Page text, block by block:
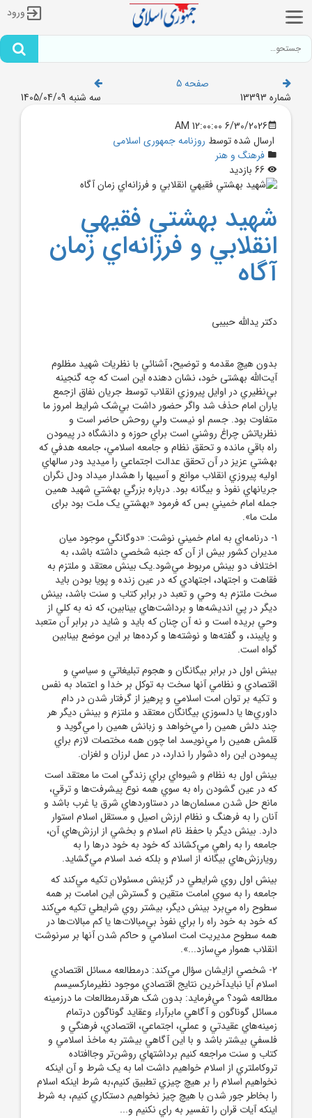
ورود
صفحه 5
شماره 13393
سه شنبه 1405/04/09
6/30/2026 12:00:00 AM
ارسال شده توسط روزنامه جمهوری اسلامی
فرهنگ و هنر
شهيد بهشتي فقيهي
انقلابي و فرزانه‌اي زمان
آگاه
دکتر یدالله حبیبی
بدون هيچ مقدمه و توضيح، آشنائي با نظريات شهيد مظلوم
آیت‌الله بهشتی خود، نشان دهنده اين است که چه گنجينه
بي‌نظيري در اوايل پيروزي انقلاب توسط جريان نفاق ازجمع
ياران امام حذف شد واگر حضور داشت بي‌شک شرايط امروز ما
متفاوت بود. جسم او نيست ولي روحش حاضر است و
نظرياتش چراغ روشني است براي حوزه و دانشگاه در پيمودن
راه باقي مانده و تحقق نظام و جامعه اسلامي، جامعه هدفي که
بهشتي عزيز در آن تحقق عدالت اجتماعي را ميديد ودر سالهاي
اوليه پيروزي انقلاب موانع و آسيبها را هشدار ميداد ودل نگران
جريانهاي نفوذ و بيگانه بود. درباره بزرگي بهشتي شهيد همين
جمله امام خميني بس که فرمود «بهشتي يک ملت بود برای
ملت ما».
1- درنامه‌اي به امام خميني نوشت: «دوگانگي موجود ميان
مديران کشور بيش از آن که جنبه شخصي داشته باشد، به
اختلاف دو بينش مربوط مي‌شود.يک بينش معتقد و ملتزم به
فقاهت و اجتهاد، اجتهادي که در عين زنده و پويا بودن بايد
سخت ملتزم به وحي و تعبد در برابر کتاب و سنت باشد، بينش
ديگر در پي انديشه‌ها و برداشت‌هاي بينابين، که نه به کلي از
وحي بريده است و نه آن چنان که بايد و شايد در برابر آن متعبد
و پايبند، و گفته‌ها و نوشته‌ها و کرده‌ها بر اين موضع بينابين
گواه است.
بينش اول در برابر بيگانگان و هجوم تبليغاتي و سياسي و
اقتصادي و نظامي آنها سخت به توکل بر خدا و اعتماد به نفس
و تکيه بر توان امت اسلامي و پرهيز از گرفتار شدن در دام
داوري‌ها يا دلسوزي بيگانگان معتقد و ملتزم و بينش ديگر هر
چند دلش همين را مي‌خواهد و زبانش همين را مي‌گويد و
قلمش همين را مي‌نويسد اما چون همه مختصات لازم براي
پيمودن اين راه دشوار را ندارد، در عمل لرزان و لغزان.
بينش اول به نظام و شيوه‌اي براي زندگي امت ما معتقد است
که در عين گشودن راه به سوي همه نوع پيشرفت‌ها و ترقي،
مانع حل شدن مسلمان‌ها در دستاوردهاي شرق يا غرب باشد و
آنان را به فرهنگ و نظام ارزش اصيل و مستقل اسلام استوار
دارد. بينش ديگر با حفظ نام اسلام و بخشي از ارزش‌هاي آن،
جامعه را به راهي مي‌کشاند که خود به خود درها را به
رويارزش‌هاي بيگانه از اسلام و بلکه ضد اسلام مي‌گشايد.
بينش اول روي شرايطي در گزينش مسئولان تکيه مي‌کند که
جامعه را به سوي امامت متقين و گسترش اين امامت بر همه
سطوح راه مي‌برد بينش ديگر، بيشتر روي شرايطي تکيه مي‌کند
که خود به خود راه را براي نفوذ بي‌مبالات‌ها يا کم مبالات‌ها در
همه سطوح مديريت امت اسلامي و حاکم شدن آنها بر سرنوشت
انقلاب هموار مي‌سازد...».
2- شخصي ازايشان سؤال مي‌کند: درمطالعه مسائل اقتصادي
اسلام آيا نبايدآخرين نتايج اقتصادي موجود نظيرمارکسيسم
مطالعه شود؟ مي‌فرمايد: بدون شک هرقدرمطالعات ما درزمينه
مسائل گوناگون و آگاهي مابرآراء وعقايد گوناگون درتمام
زمينه‌هاي عقيدتي و عملي، اجتماعي، اقتصادي، فرهنگي و
فلسفي بيشتر باشد و با اين آگاهي بيشتر به ماخذ اسلامي و
کتاب و سنت مراجعه کنيم برداشتهاي روشن‌تر وجاافتاده
تروکاملتري از اسلام خواهيم داشت اما به يک شرط و آن اينکه
نخواهيم اسلام را بر هيچ چيزي تطبيق کنيم،به شرط اينکه اسلام
را بخاطر جور شدن با هيچ چيز نخواهيم دستکاري کنيم، به شرط
اينکه آيات قران را تفسير به راي نکنيم و...